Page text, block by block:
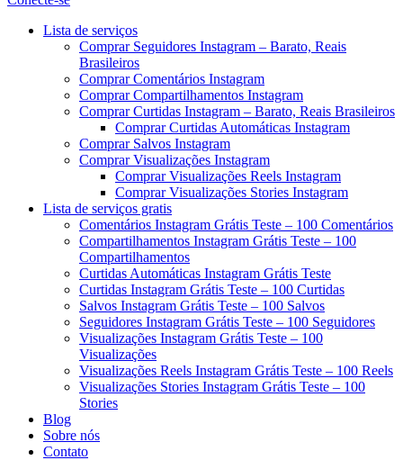
Menu
Lista de serviços
Comprar Seguidores Instagram – Barato, Reais
Brasileiros
Comprar Comentários Instagram
Comprar Compartilhamentos Instagram
Comprar Curtidas Instagram – Barato, Reais Brasileiros
Comprar Curtidas Automáticas Instagram
Comprar Salvos Instagram
Comprar Visualizações Instagram
Comprar Visualizações Reels Instagram
Comprar Visualizações Stories Instagram
Lista de serviços gratis
Comentários Instagram Grátis Teste – 100 Comentários
Compartilhamentos Instagram Grátis Teste – 100
Compartilhamentos
Curtidas Automáticas Instagram Grátis Teste
Curtidas Instagram Grátis Teste – 100 Curtidas
Salvos Instagram Grátis Teste – 100 Salvos
Seguidores Instagram Grátis Teste – 100 Seguidores
Visualizações Instagram Grátis Teste – 100
Visualizações
Visualizações Reels Instagram Grátis Teste – 100 Reels
Visualizações Stories Instagram Grátis Teste – 100
Stories
Blog
Sobre nós
Contato